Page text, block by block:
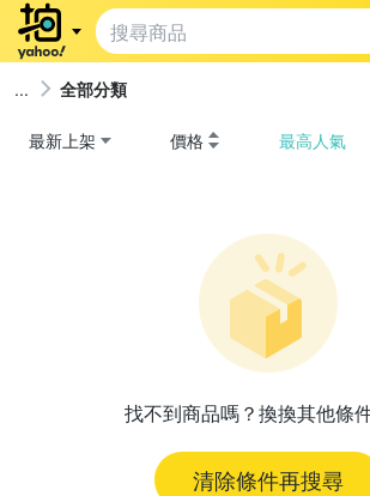
全部分類
最新上架 價格 最高人氣
找不到商品嗎？換換其他條
清除條件再搜尋